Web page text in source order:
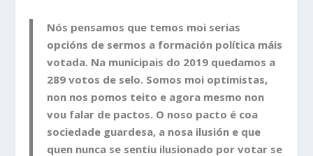
Nós pensamos que temos moi serias
opcións de sermos a formación política máis
votada. Na municipais do 2019 quedamos a
289 votos de selo. Somos moi optimistas,
non nos pomos teito e agora mesmo non
vou falar de pactos. O noso pacto é coa
sociedade guardesa, a nosa ilusión e que
quen nunca se sentiu ilusionado por votar se